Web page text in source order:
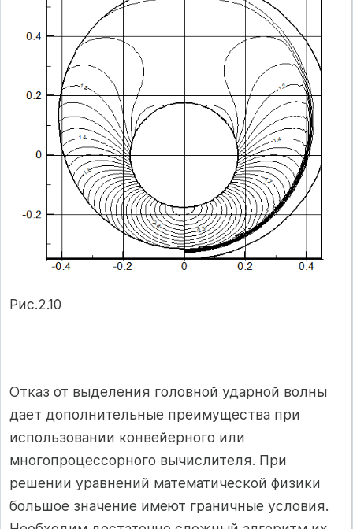
Рис.2.10
Отказ от выделения головной ударной волны
дает дополнительные преимущества при
использовании конвейерного или
многопроцессорного вычислителя. При
решении уравнений математической физики
большое значение имеют граничные условия.